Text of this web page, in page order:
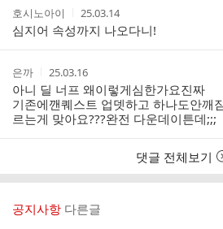
작
성
자
호시노아이
작
성
시
간
25.03.14
심지어 속성까지 나오다니!
작
성
자
은까
작
성
시
간
25.03.16
아니 딜 너프 왜이렇게심한가요진짜
기존에깬퀘스트 업뎃하고 하나도안깨
르는게 맞아요???완전 다운데이튼데;;;
댓글 전체보기
공지사항 다른글